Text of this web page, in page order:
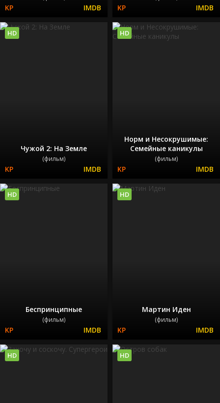
Чужой 2: На Земле
(фильм)
HD
Норм и Несокрушимые:
Семейные каникулы
(фильм)
HD
Беспринципные
(фильм)
HD
Мартин Иден
(фильм)
HD
HD HD